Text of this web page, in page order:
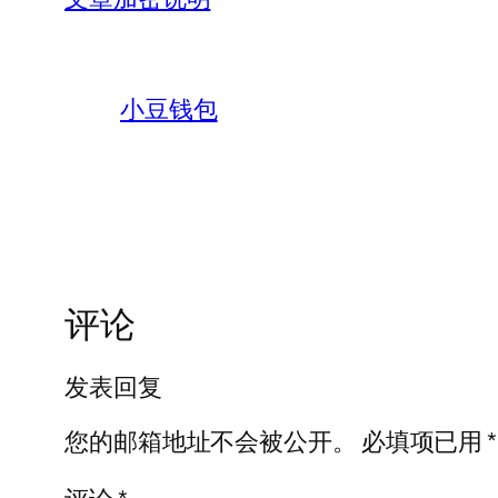
小豆钱包
评论
发表回复
您的邮箱地址不会被公开。
必填项已用*